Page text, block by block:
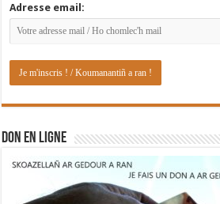
Adresse email:
DON EN LIGNE